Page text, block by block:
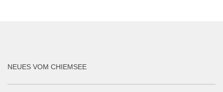
NEUES VOM CHIEMSEE